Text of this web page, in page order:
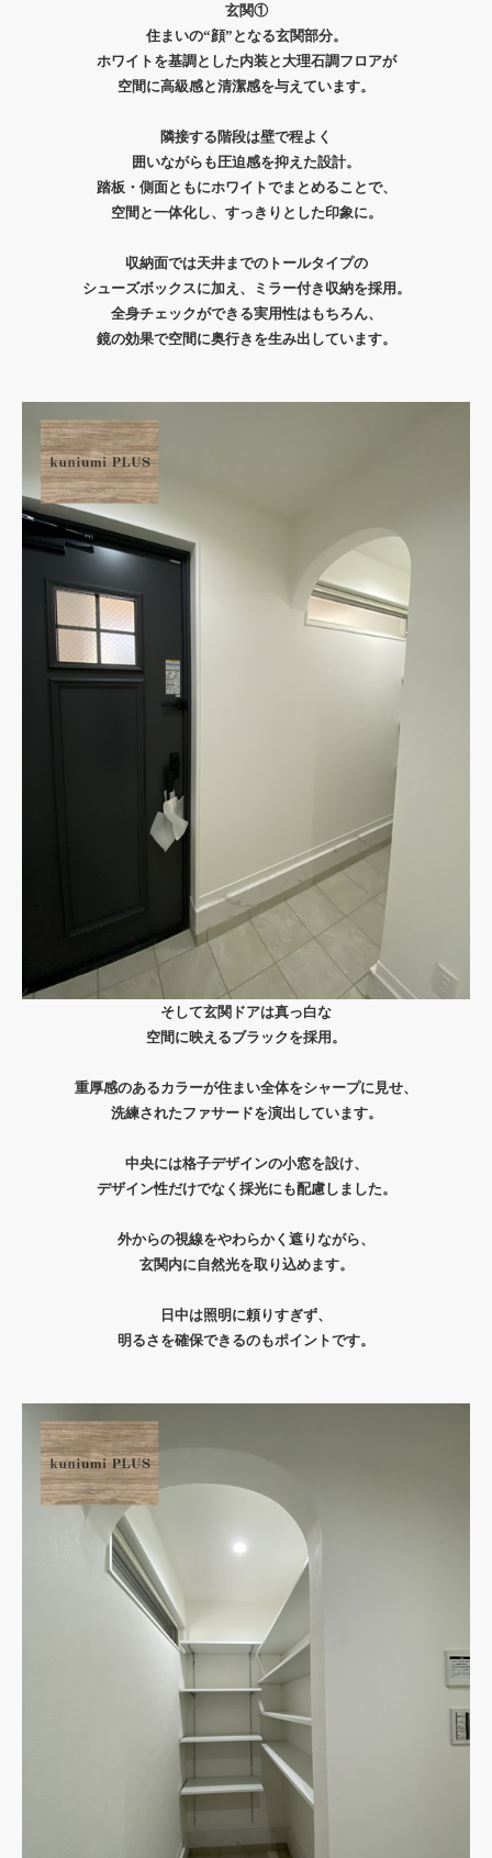
玄関①
住まいの“顔”となる玄関部分。
ホワイトを基調とした内装と大理石調フロアが
空間に高級感と清潔感を与えています。
隣接する階段は壁で程よく
囲いながらも圧迫感を抑えた設計。
踏板・側面ともにホワイトでまとめることで、
空間と一体化し、すっきりとした印象に。
収納面では天井までのトールタイプの
シューズボックスに加え、ミラー付き収納を採用。
全身チェックができる実用性はもちろん、
鏡の効果で空間に奥行きを生み出しています。
そして玄関ドアは真っ白な
空間に映えるブラックを採用。
重厚感のあるカラーが住まい全体をシャープに見せ、
洗練されたファサードを演出しています。
中央には格子デザインの小窓を設け、
デザイン性だけでなく採光にも配慮しました。
外からの視線をやわらかく遮りながら、
玄関内に自然光を取り込めます。
日中は照明に頼りすぎず、
明るさを確保できるのもポイントです。